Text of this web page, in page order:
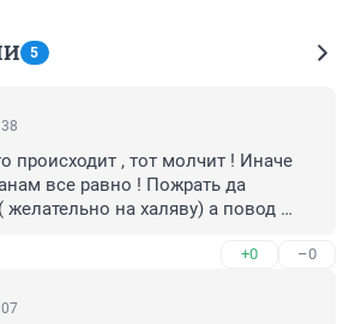
5
происходит , тот молчит ! Иначе
все равно ! Пожрать да
желательно на халяву) а повод
+0 –0